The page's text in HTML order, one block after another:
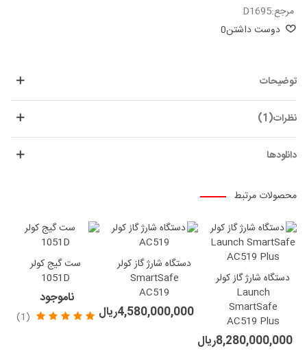
مرجع:D1695
دوست داشتن0
توضیحات
نظرات(1)
دانلودها
محصولات مرتبط
دستگاه شارژ گاز کولر
Launch
SmartSafe
AC519 Plus
8,280,000,000ریال
دستگاه شارژ گاز کولر
SmartSafe
AC519
4,580,000,000ریال
ست گیج کولر
1051D
ناموجود
(1)